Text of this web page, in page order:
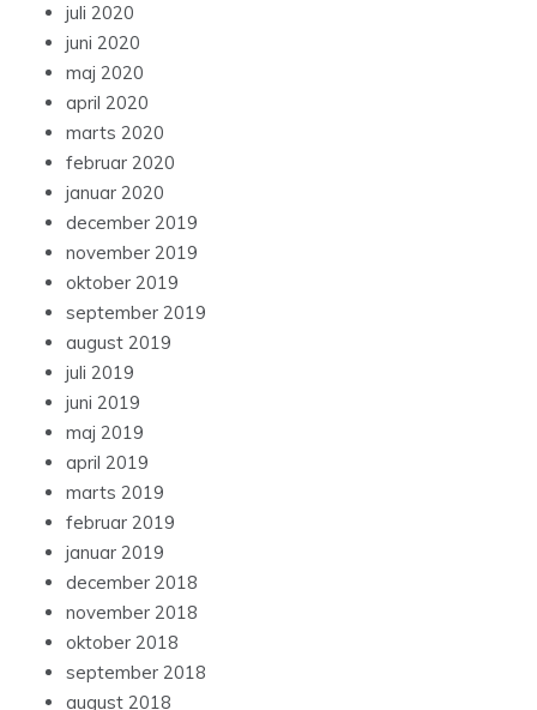
juli 2020
juni 2020
maj 2020
april 2020
marts 2020
februar 2020
januar 2020
december 2019
november 2019
oktober 2019
september 2019
august 2019
juli 2019
juni 2019
maj 2019
april 2019
marts 2019
februar 2019
januar 2019
december 2018
november 2018
oktober 2018
september 2018
august 2018